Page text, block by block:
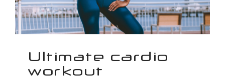
Ultimate cardio
workout